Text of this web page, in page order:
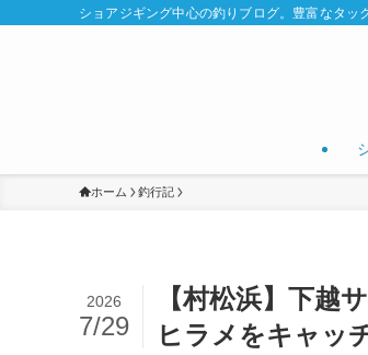
ショアジギング中心の釣りブログ。豊富なタッ
ホーム 釣行記
【村松浜】下越
ヒラメをキャッ
2026
7/29